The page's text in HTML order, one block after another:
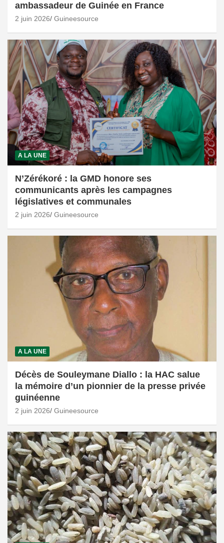
ambassadeur de Guinée en France
2 juin 2026 Guineesource
A LA UNE
N’Zérékoré : la GMD honore ses
communicants après les campagnes
législatives et communales
2 juin 2026 Guineesource
A LA UNE
Décès de Souleymane Diallo : la HAC salue
la mémoire d’un pionnier de la presse privée
guinéenne
2 juin 2026 Guineesource